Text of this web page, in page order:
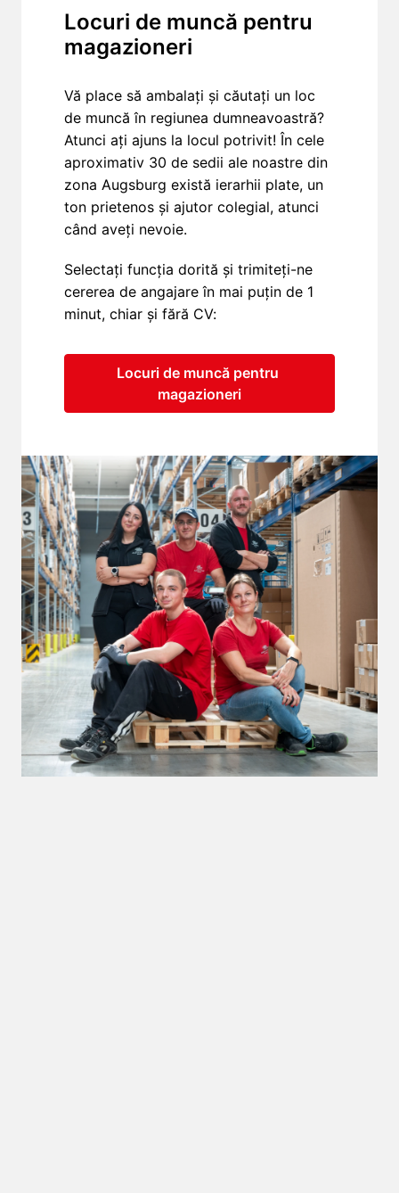
Locuri de muncă pentru
magazioneri
Vă place să ambalați și căutați un loc
de muncă în regiunea dumneavoastră?
Atunci ați ajuns la locul potrivit! În cele
aproximativ 30 de sedii ale noastre din
zona Augsburg există ierarhii plate, un
ton prietenos și ajutor colegial, atunci
când aveți nevoie.
Selectați funcția dorită și trimiteți-ne
cererea de angajare în mai puțin de 1
minut, chiar și fără CV:
Locuri de muncă pentru
magazioneri